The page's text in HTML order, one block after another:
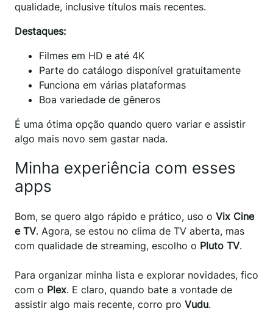
qualidade, inclusive títulos mais recentes.
Destaques:
Filmes em HD e até 4K
Parte do catálogo disponível gratuitamente
Funciona em várias plataformas
Boa variedade de gêneros
É uma ótima opção quando quero variar e assistir
algo mais novo sem gastar nada.
Minha experiência com esses
apps
Bom, se quero algo rápido e prático, uso o Vix Cine
e TV. Agora, se estou no clima de TV aberta, mas
com qualidade de streaming, escolho o Pluto TV.
Para organizar minha lista e explorar novidades, fico
com o Plex. E claro, quando bate a vontade de
assistir algo mais recente, corro pro Vudu.